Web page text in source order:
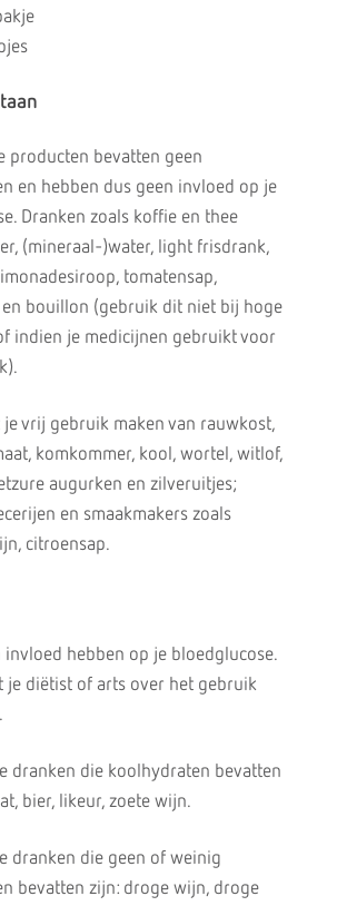
producten bevatten geen
en hebben dus geen invloed op je
Dranken zoals koffie en thee
(mineraal-)water, light frisdrank,
tomatensap,
en bouillon (gebruik dit niet bij hoge
indien je medicijnen gebruikt voor
vrij gebruik maken van rauwkost,
komkommer, kool, wortel, witlof,
augurken en zilveruitjes;
en smaakmakers zoals
citroensap.
invloed hebben op je bloedglucose.
je diëtist of arts over het gebruik
dranken die koolhydraten bevatten
bier, likeur, zoete wijn.
dranken die geen of weinig
bevatten zijn: droge wijn, droge